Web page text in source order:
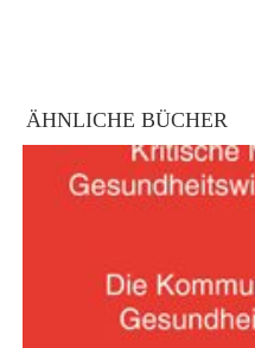
ÄHNLICHE BÜCHER